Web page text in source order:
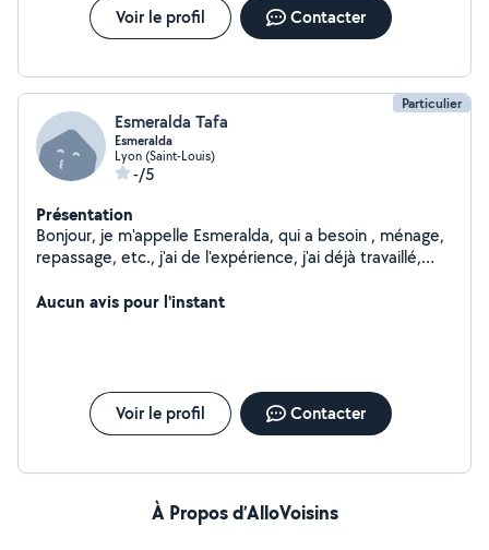
Voir le profil Contacter
Particulier
Esmeralda Tafa
Esmeralda
Lyon (Saint-Louis)
-/5
Présentation
Bonjour, je m'appelle Esmeralda, qui a besoin , ménage,
repassage, etc., j'ai de l'expérience, j'ai déjà travaillé,
Aucun avis pour l'instant
Voir le profil Contacter
À Propos d’AlloVoisins